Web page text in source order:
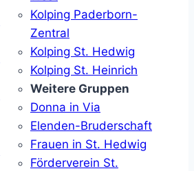
Kolping Paderborn-
Zentral
Kolping St. Hedwig
Kolping St. Heinrich
Weitere Gruppen
Donna in Via
Elenden-Bruderschaft
Frauen in St. Hedwig
Förderverein St.